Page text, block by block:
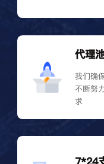
代理
我们确
不断努
求